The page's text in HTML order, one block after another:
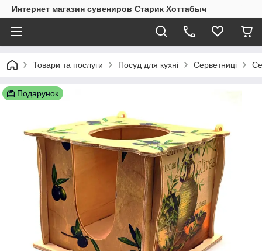
Интернет магазин сувениров Старик Хоттабыч
Товари та послуги Посуд для кухні Серветниці
Подарунок